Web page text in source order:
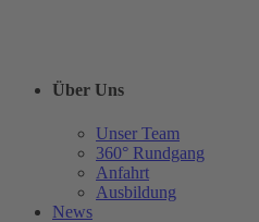
Über Uns
Unser Team
360° Rundgang
Anfahrt
Ausbildung
News